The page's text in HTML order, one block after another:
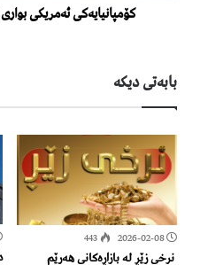
کۆمپانیایەکی ئەمریکی
بابەتی دیكە
2026-02-08
443
نرخی زێڕ لە بازاڕەکانی هەرێم